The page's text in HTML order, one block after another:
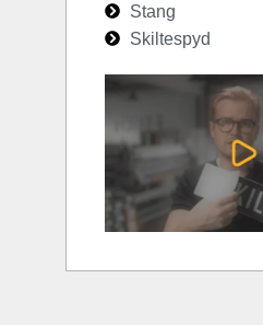
Stang
Skiltespyd